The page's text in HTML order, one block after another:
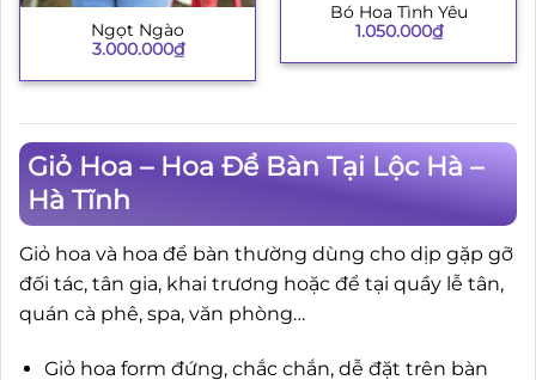
Ngọt Ngào
3.000.000₫
Bó Hoa Tình Yêu
1.050.000₫
Giỏ Hoa – Hoa Để Bàn Tại Lộc Hà –
Hà Tĩnh
Giỏ hoa và hoa để bàn thường dùng cho dịp gặp gỡ
đối tác, tân gia, khai trương hoặc để tại quầy lễ tân,
quán cà phê, spa, văn phòng…
Giỏ hoa form đứng, chắc chắn, dễ đặt trên bàn